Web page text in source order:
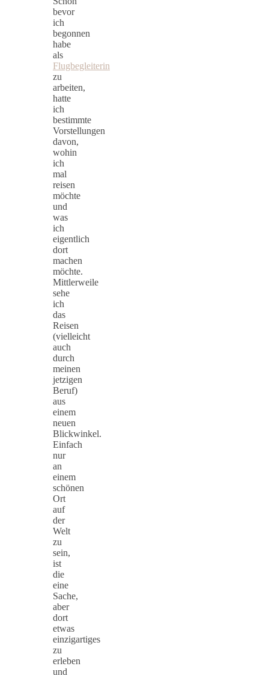
bevor
ich
begonnen
habe
als
Flugbegleiterin
zu
arbeiten,
hatte
ich
bestimmte
Vorstellungen
davon,
wohin
ich
mal
reisen
möchte
und
was
ich
eigentlich
dort
machen
möchte.
Mittlerweile
sehe
ich
das
Reisen
(vielleicht
auch
durch
meinen
jetzigen
Beruf)
aus
einem
neuen
Blickwinkel.
Einfach
nur
an
einem
schönen
Ort
auf
der
Welt
zu
sein,
ist
die
eine
Sache,
aber
dort
etwas
einzigartiges
zu
erleben
und